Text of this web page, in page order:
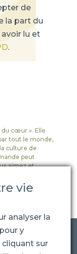
de
la part du
lu et
.
cœur ». Elle
tout le monde,
culture de
peut
aimez et
vie
analyser la
y
cliquant sur